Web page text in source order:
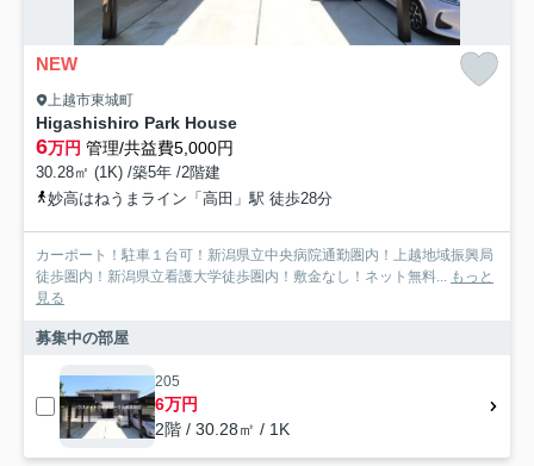
NEW
上越市東城町
Higashishiro Park House
6万円 管理/共益費5,000円
30.28㎡ (1K) /築5年 /2階建
妙高はねうまライン「高田」駅 徒歩28分
カーポート！駐車１台可！新潟県立中央病院通勤圏内！上越地域振興局
徒歩圏内！新潟県立看護大学徒歩圏内！敷金なし！ネット無料... もっと
見る
募集中の部屋
205
6万円
2階 / 30.28㎡ / 1K